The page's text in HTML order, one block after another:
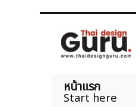
หน้าแรก
Start here